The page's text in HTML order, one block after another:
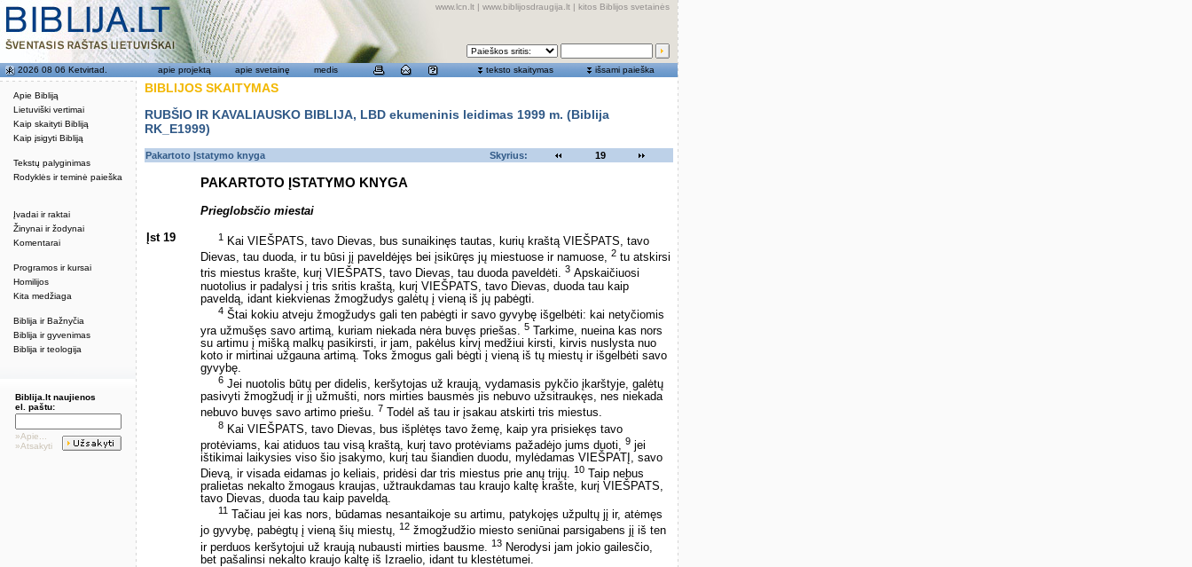
Apie Bibliją
Lietuviški vertimai
Kaip skaityti Bibliją
Kaip įsigyti Bibliją
Tekstų palyginimas
Rodyklės ir teminė paieška
Įvadai ir raktai
Žinynai ir žodynai
Komentarai
Programos ir kursai
Homilijos
Kita medžiaga
Biblija ir Bažnyčia
Biblija ir gyvenimas
Biblija ir teologija
www.lcn.lt | www.biblijosdraugija.lt | kitos Biblijos svetainės
2026 08 06 Ketvirtad. apie projektą apie svetainę medis teksto skaitymas išsami paieška
Biblija.lt naujienos
el. paštu:
»Apie...
»Atsakyti
BIBLIJOS SKAITYMAS
RUBŠIO IR KAVALIAUSKO BIBLIJA, LBD ekumeninis leidimas 1999 m. (Biblija
RK_E1999)
Pakartoto Įstatymo knyga Skyrius: 19
PAKARTOTO ĮSTATYMO KNYGA
Prieglobsčio miestai
Įst 19 1
Kai VIEŠPATS, tavo Dievas, bus sunaikinęs tautas, kurių kraštą VIEŠPATS, tavo
Dievas, tau duoda, ir tu būsi jį paveldėjęs bei įsikūręs jų miestuose ir namuose, 2 tu atskirsi
tris miestus krašte, kurį VIEŠPATS, tavo Dievas, tau duoda paveldėti. 3 Apskaičiuosi
nuotolius ir padalysi į tris sritis kraštą, kurį VIEŠPATS, tavo Dievas, duoda tau kaip
paveldą, idant kiekvienas žmogžudys galėtų į vieną iš jų pabėgti.
4 Štai kokiu atveju žmogžudys gali ten pabėgti ir savo gyvybę išgelbėti: kai netyčiomis
yra užmušęs savo artimą, kuriam niekada nėra buvęs priešas. 5 Tarkime, nueina kas nors
su artimu į mišką malkų pasikirsti, ir jam, pakėlus kirvį medžiui kirsti, kirvis nuslysta nuo
koto ir mirtinai užgauna artimą. Toks žmogus gali bėgti į vieną iš tų miestų ir išgelbėti savo
gyvybę.
6 Jei nuotolis būtų per didelis, keršytojas už kraują, vydamasis pykčio įkarštyje, galėtų
pasivyti žmogžudį ir jį užmušti, nors mirties bausmės jis nebuvo užsitraukęs, nes niekada
nebuvo buvęs savo artimo priešu. 7 Todėl aš tau ir įsakau atskirti tris miestus.
8 Kai VIEŠPATS, tavo Dievas, bus išplėtęs tavo žemę, kaip yra prisiekęs tavo
protėviams, kai atiduos tau visą kraštą, kurį tavo protėviams pažadėjo jums duoti, 9 jei
ištikimai laikysies viso šio įsakymo, kurį tau šiandien duodu, mylėdamas VIEŠPATĮ, savo
Dievą, ir visada eidamas jo keliais, pridėsi dar tris miestus prie anų trijų. 10 Taip nebus
pralietas nekalto žmogaus kraujas, užtraukdamas tau kraujo kaltę krašte, kurį VIEŠPATS,
tavo Dievas, duoda tau kaip paveldą.
11
Tačiau jei kas nors, būdamas nesantaikoje su artimu, patykojęs užpultų jį ir, atėmęs
jo gyvybę, pabėgtų į vieną šių miestų, 12 žmogžudžio miesto seniūnai parsigabens jį iš ten
ir perduos keršytojui už kraują nubausti mirties bausme. 13 Nerodysi jam jokio gailesčio,
bet pašalinsi nekalto kraujo kaltę iš Izraelio, idant tu klestėtumei.